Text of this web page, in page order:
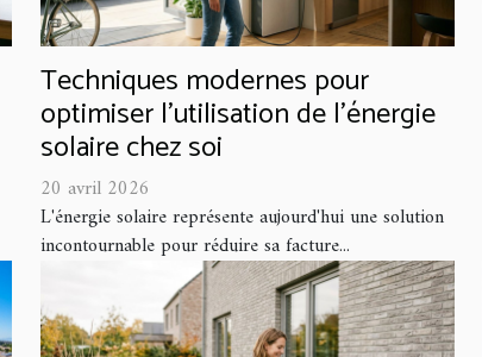
Techniques modernes pour
optimiser l'utilisation de l'énergie
solaire chez soi
20 avril 2026
L'énergie solaire représente aujourd'hui une solution
incontournable pour réduire sa facture...